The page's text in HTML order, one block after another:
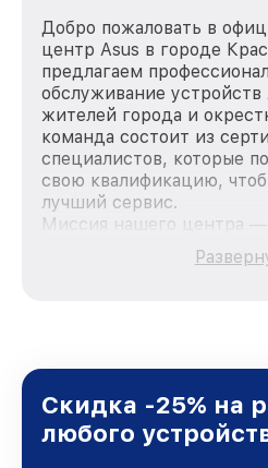
Добро пожаловать в
центр Asus в городе
предлагаем
обслуживание устройств
жителей города и
команда состоит из
специалистов, которые
свою квалификацию,
лучший сервис.
Миссия нашего центра —
качественный и
каждого пользователя
Краснодаре, постоянно
доверия и лояльности
Скидка -25% на
любого